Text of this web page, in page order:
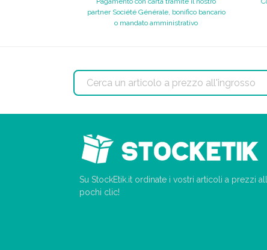
partner Société Générale, bonifico bancario
o mandato amministrativo
Su StockEtik.it ordinate i vostri articoli a prezzi
pochi clic!